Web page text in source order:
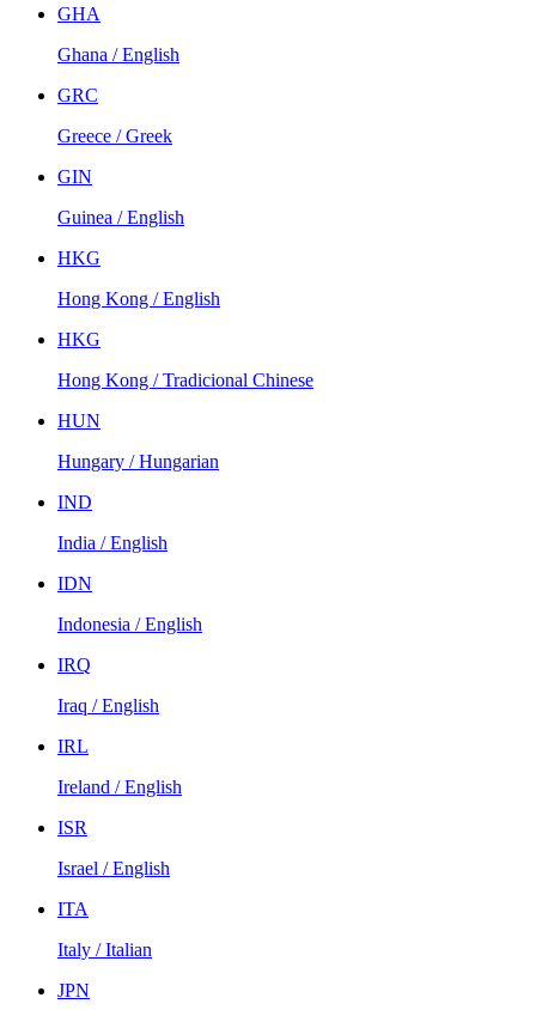
GHA
Ghana / English
GRC
Greece / Greek
GIN
Guinea / English
HKG
Hong Kong / English
HKG
Hong Kong / Tradicional Chinese
HUN
Hungary / Hungarian
IND
India / English
IDN
Indonesia / English
IRQ
Iraq / English
IRL
Ireland / English
ISR
Israel / English
ITA
Italy / Italian
JPN